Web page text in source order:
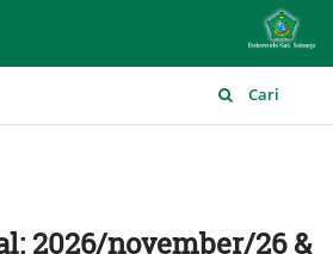
Cari
2026/november/26 &